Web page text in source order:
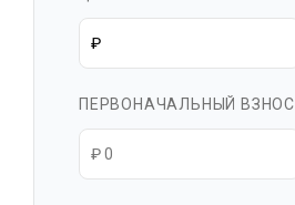
ПЕРВОНАЧАЛЬНЫЙ ВЗНОС